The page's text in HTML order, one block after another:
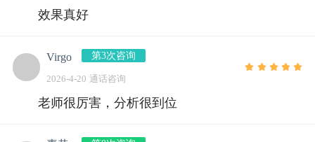
效果真好
Virgo 第3次咨询
2026-4-20 通话咨询
老师很厉害，分析很到位